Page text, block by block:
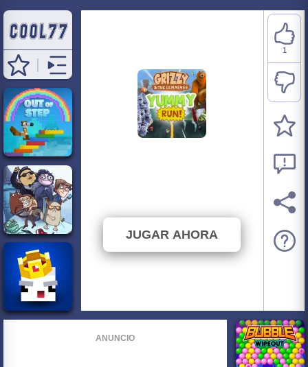
JUGAR AHORA
1
ANUNCIO